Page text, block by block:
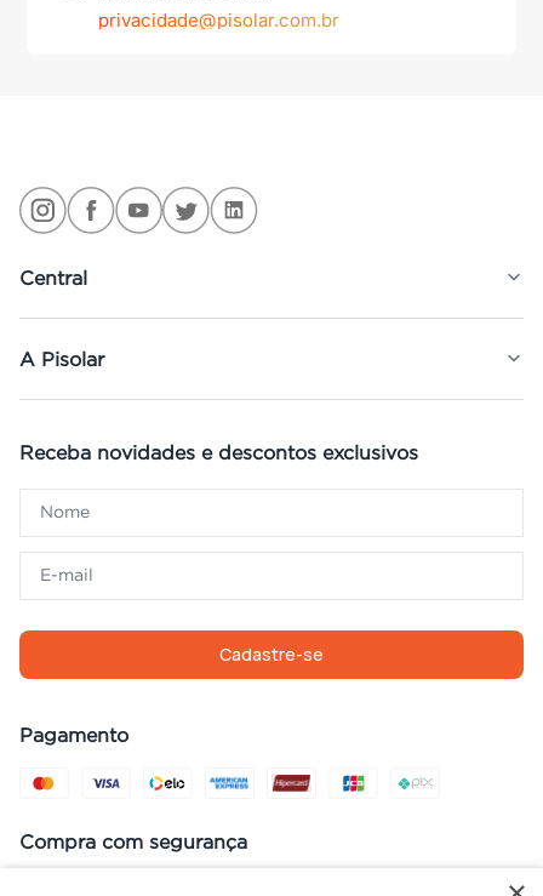
privacidade@pisolar.com.br
Central
A Pisolar
Receba novidades e descontos exclusivos
Cadastre-se
Pagamento
Compra com segurança